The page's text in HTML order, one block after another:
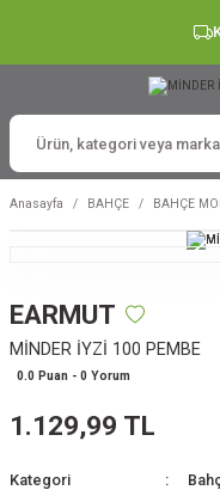
Anasayfa BAHÇE BAHÇE
EARMUT
MİNDER İYZİ 100 PEMBE
0.0 Puan - 0 Yorum
1.129,99 TL
Kategori